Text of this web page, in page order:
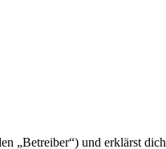
„Betreiber“) und erklärst